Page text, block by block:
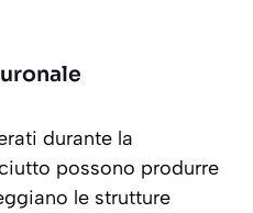
durante la
possono produrre
le strutture